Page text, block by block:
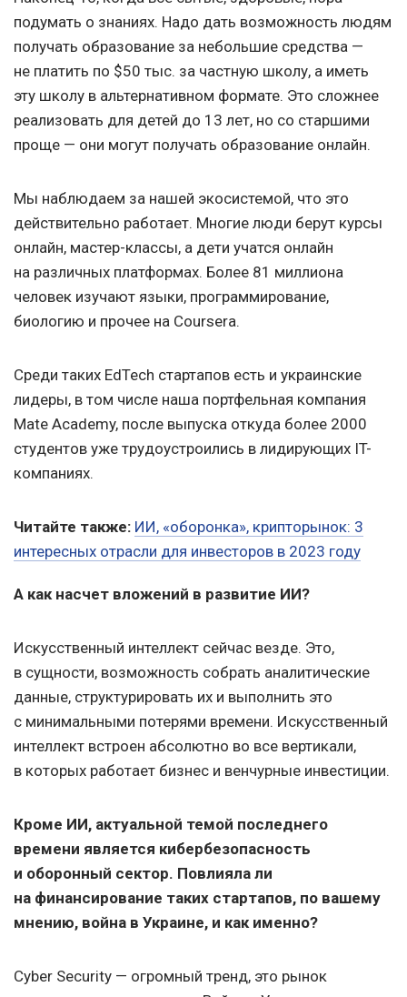
подумать о знаниях. Надо дать возможность людям
получать образование за небольшие средства —
не платить по $50 тыс. за частную школу, а иметь
эту школу в альтернативном формате. Это сложнее
реализовать для детей до 13 лет, но со старшими
проще — они могут получать образование онлайн.
Мы наблюдаем за нашей экосистемой, что это
действительно работает. Многие люди берут курсы
онлайн, мастер-классы, а дети учатся онлайн
на различных платформах. Более 81 миллиона
человек изучают языки, программирование,
биологию и прочее на Coursera.
Среди таких EdTech стартапов есть и украинские
лидеры, в том числе наша портфельная компания
Mate Academy, после выпуска откуда более 2000
студентов уже трудоустроились в лидирующих IT-
компаниях.
Читайте также: ИИ, «оборонка», крипторынок: 3
интересных отрасли для инвесторов в 2023 году
А как насчет вложений в развитие ИИ?
Искусственный интеллект сейчас везде. Это,
в сущности, возможность собрать аналитические
данные, структурировать их и выполнить это
с минимальными потерями времени. Искусственный
интеллект встроен абсолютно во все вертикали,
в которых работает бизнес и венчурные инвестиции.
Кроме ИИ, актуальной темой последнего
времени является кибербезопасность
и оборонный сектор. Повлияла ли
на финансирование таких стартапов, по вашему
мнению, война в Украине, и как именно?
Cyber Security — огромный тренд, это рынок